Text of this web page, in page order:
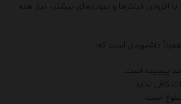
افزودن فیلترها و نمودارهای بیشتر، نیاز همه
داشبوردی است که:
پیچیده است.
کافی ندارد.
است.